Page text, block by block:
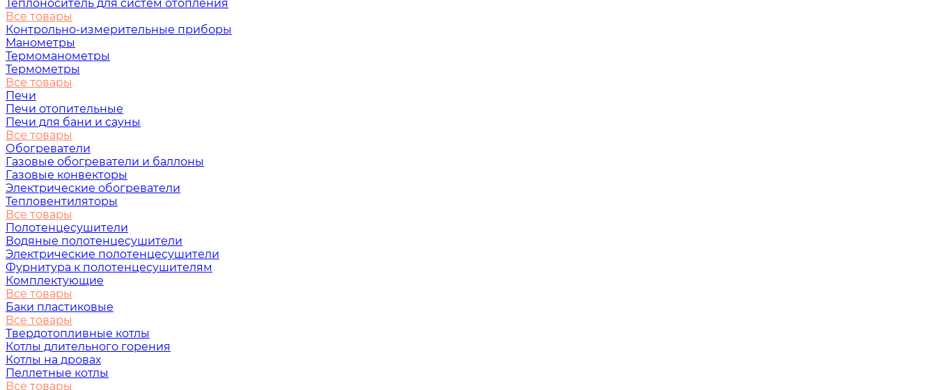
Теплоноситель для систем отопления
Все товары
Контрольно-измерительные приборы
Манометры
Термоманометры
Термометры
Все товары
Печи
Печи отопительные
Печи для бани и сауны
Все товары
Обогреватели
Газовые обогреватели и баллоны
Газовые конвекторы
Электрические обогреватели
Тепловентиляторы
Все товары
Полотенцесушители
Водяные полотенцесушители
Электрические полотенцесушители
Фурнитура к полотенцесушителям
Комплектующие
Все товары
Баки пластиковые
Все товары
Твердотопливные котлы
Котлы длительного горения
Котлы на дровах
Пеллетные котлы
Все товары